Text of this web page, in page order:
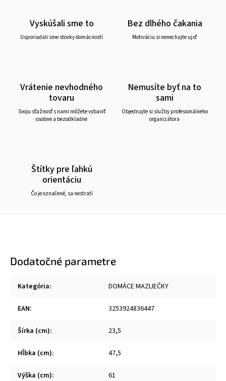
Vyskúšali sme to
Usporiadali sme stovky domácností
Bez dlhého čakania
Motiváciu si nenechajte ujsť
Vrátenie nevhodného
tovaru
Svoju sťažnosť s nami môžete vybaviť
osobne a bezodkladne
Nemusíte byť na to
sami
Objednajte si služby profesionálneho
organizátora
Štítky pre ľahkú
orientáciu
Čo je označené, sa nestratí
Dodatočné parametre
Kategória: DOMÁCE MAZLIEČKY
EAN: 3253924836447
Šírka (cm): 23,5
Hĺbka (cm): 47,5
Výška (cm): 61